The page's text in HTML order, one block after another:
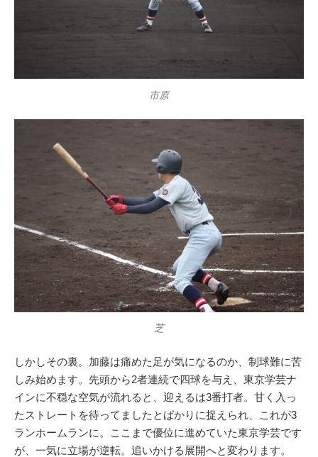
市原
芝
しかしその裏。加藤は痛めた足が気になるのか、制球難に苦
しみ始めます。先頭から2者連続で四球を与え、東京学芸ナ
インに不穏な空気が流れると、迎えるは3番打者。甘く入っ
たストレートを待ってましたとばかりに捉えられ、これが3
ランホームランに。ここまで優位に進めていた東京学芸です
が、一気に立場が逆転。追いかける展開へと変わります。